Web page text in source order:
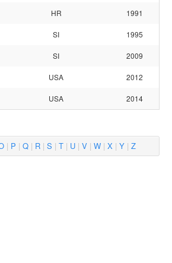
HR 1991
SI 1995
SI 2009
USA 2012
USA 2014
P Q R S T U V W X Y Z